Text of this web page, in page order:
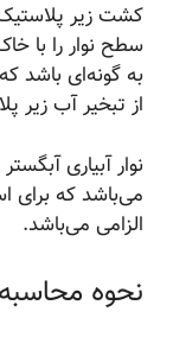
کشت زیر پلاستیک
سطح نوار را با خاک
به گونه‌ای باشد که
از تبخیر آب زیر
نوار آبیاری آبگستر
می‌باشد که برای
الزامی می‌باشد.
نحوه محاسبه